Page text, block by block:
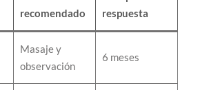
recomendado
respuesta
Masaje y
observación
6 meses